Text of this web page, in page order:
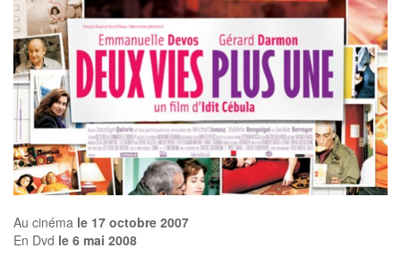
Au cinéma le 17 octobre 2007
En Dvd le 6 mai 2008